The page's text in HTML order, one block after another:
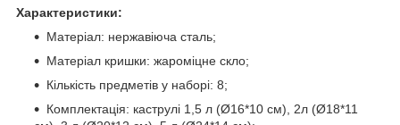
Характеристики:
Матеріал: нержавіюча сталь;
Матеріал кришки: жароміцне скло;
Кількість предметів у наборі: 8;
Комплектація: каструлі 1,5 л (Ø16*10 см), 2л (Ø18*11